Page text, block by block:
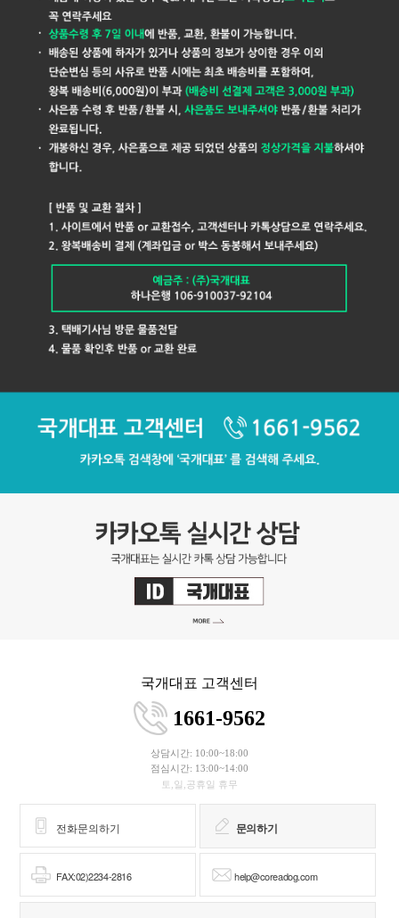
국개대표 고객센터
1661-9562
상담시간: 10:00~18:00
점심시간: 13:00~14:00
토,일,공휴일 휴무
전화문의하기 문의하기
FAX:02)2234-2816 help@coreadog.com